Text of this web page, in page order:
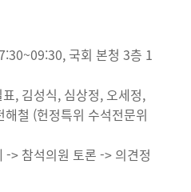
국회 본청 3층 1
, 김성식, 심상정, 오세정,
철 (헌정특위 수석전문위
> 참석의원 토론 -> 의견정